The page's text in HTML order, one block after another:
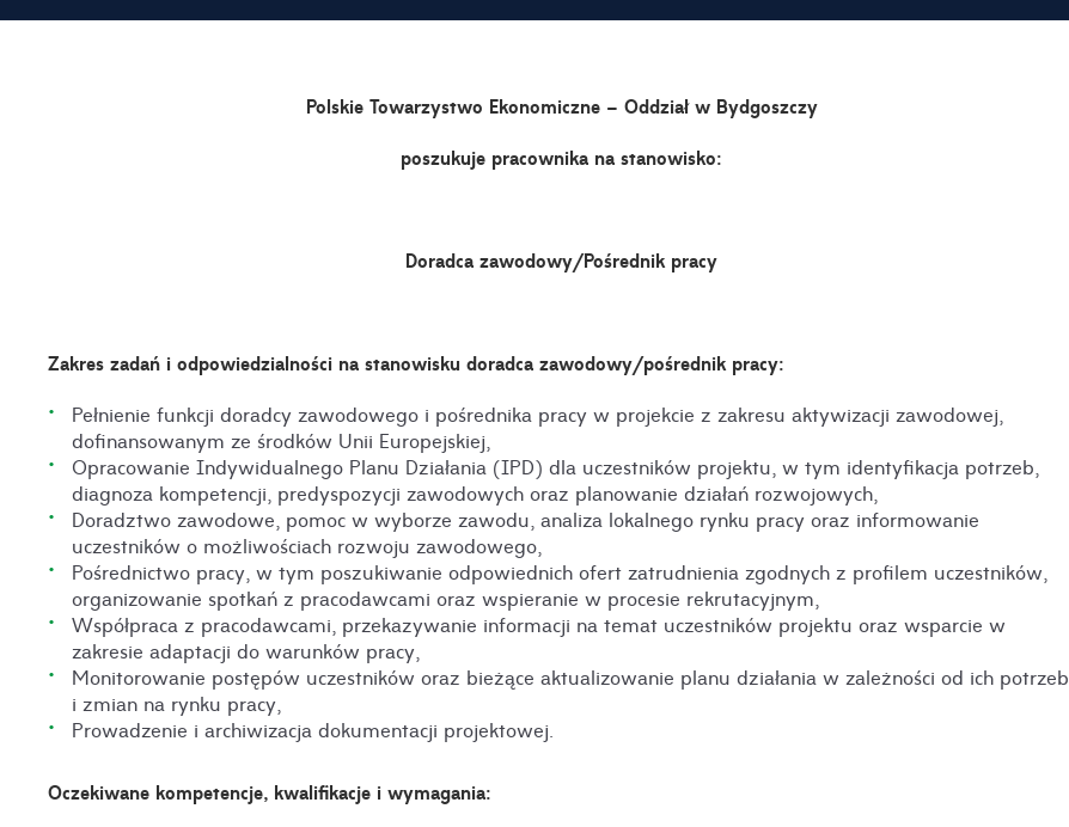
Polskie Towarzystwo Ekonomiczne – Oddział w Bydgoszczy
poszukuje pracownika na stanowisko:
Doradca zawodowy/Pośrednik pracy
Zakres zadań i odpowiedzialności na stanowisku doradca zawodowy/pośrednik pracy:
Pełnienie funkcji doradcy zawodowego i pośrednika pracy w projekcie z zakresu aktywizacji zawodowej,
dofinansowanym ze środków Unii Europejskiej,
Opracowanie Indywidualnego Planu Działania (IPD) dla uczestników projektu, w tym identyfikacja potrzeb,
diagnoza kompetencji, predyspozycji zawodowych oraz planowanie działań rozwojowych,
Doradztwo zawodowe, pomoc w wyborze zawodu, analiza lokalnego rynku pracy oraz informowanie
uczestników o możliwościach rozwoju zawodowego,
Pośrednictwo pracy, w tym poszukiwanie odpowiednich ofert zatrudnienia zgodnych z profilem uczestników,
organizowanie spotkań z pracodawcami oraz wspieranie w procesie rekrutacyjnym,
Współpraca z pracodawcami, przekazywanie informacji na temat uczestników projektu oraz wsparcie w
zakresie adaptacji do warunków pracy,
Monitorowanie postępów uczestników oraz bieżące aktualizowanie planu działania w zależności od ich potrzeb
i zmian na rynku pracy,
Prowadzenie i archiwizacja dokumentacji projektowej.
Oczekiwane kompetencje, kwalifikacje i wymagania: